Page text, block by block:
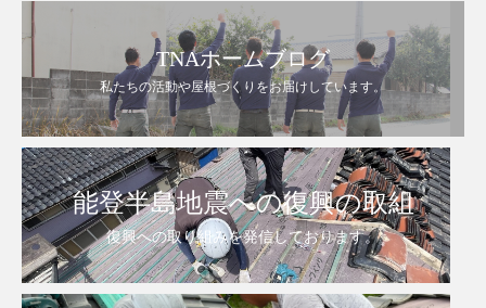
TNAホームブログ
私たちの活動や屋根づくりをお届けしています。
能登半島地震への復興の取組
復興への取り組みを発信しております。